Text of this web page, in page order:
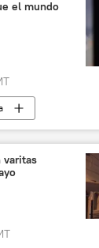
el mundo
noticias
varitas